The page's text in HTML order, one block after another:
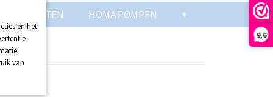
9,6
POMPPUTTEN HOMA POMPEN +
en het
van